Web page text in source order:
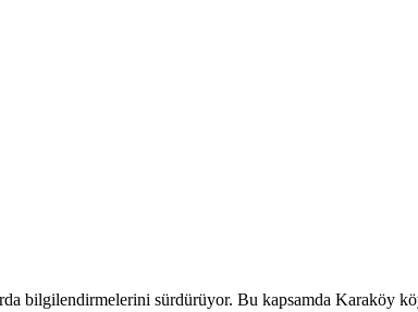
bilgilendirmelerini sürdürüyor. Bu kapsamda Karaköy